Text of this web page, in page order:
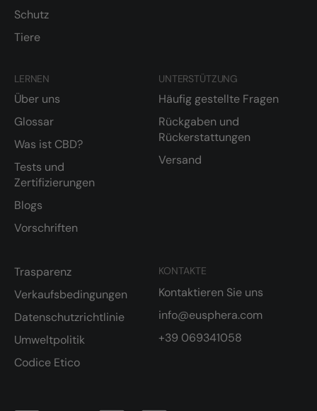
Schutz
Tiere
LERNEN
Über uns
Glossar
Was ist CBD?
Tests und
Zertifizierungen
Blogs
Vorschriften
KONTAKTE
Kontaktieren Sie uns
info@eusphera.com
+39 069341058
UNTERSTÜTZUNG
Häufig gestellte Fragen
Rückgaben und
Rückerstattungen
Versand
Trasparenz
Verkaufsbedingungen
Datenschutzrichtlinie
Umweltpolitik
Codice Etico